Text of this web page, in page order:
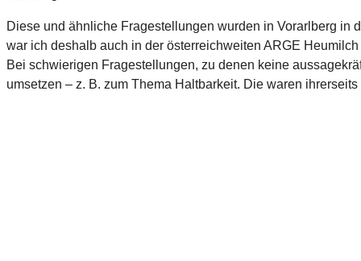
Diese und ähnliche Fragestellungen wurden in Vorarlberg in
war ich deshalb auch in der österreichweiten ARGE
Bei schwierigen Fragestellungen, zu denen keine
umsetzen – z. B. zum Thema Haltbarkeit. Die waren